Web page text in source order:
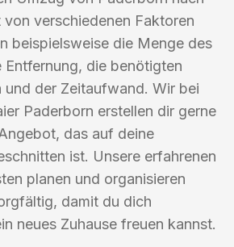
von verschiedenen Faktoren
beispielsweise die Menge des
Entfernung, die benötigten
und der Zeitaufwand. Wir bei
Paderborn erstellen dir gerne
das auf deine
ist. Unsere erfahrenen
planen und organisieren
damit du dich
neues Zuhause freuen kannst.